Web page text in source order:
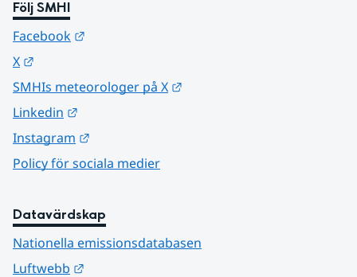
Följ SMHI
Facebook
X
SMHIs meteorologer på X
Linkedin
Instagram
Policy för sociala medier
Datavärdskap
Nationella emissionsdatabasen
Luftwebb